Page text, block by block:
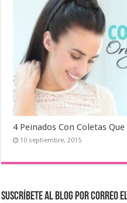
4 Peinados Con Coletas
10 septiembre, 2015
Suscríbete al blog por correo